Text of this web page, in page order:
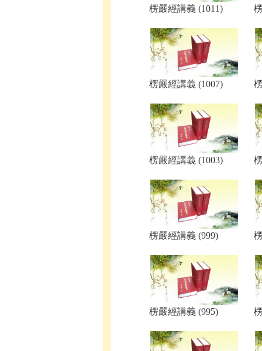
楞嚴經講義 (1011)
楞嚴經講義 (1007)
楞嚴經講義 (1003)
楞嚴經講義 (999)
楞嚴經講義 (995)